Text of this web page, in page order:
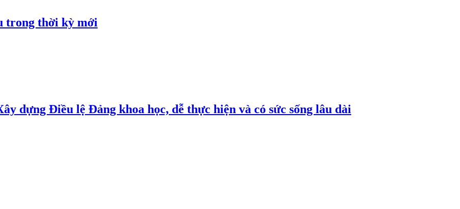
trong thời kỳ mới
dựng Điều lệ Đảng khoa học, dễ thực hiện và có sức sống lâu dài